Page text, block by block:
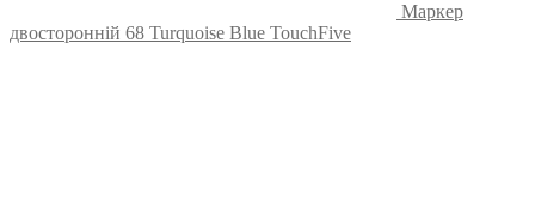
Маркер
двосторонній 68 Turquoise Blue TouchFive